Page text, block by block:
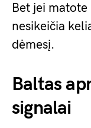
Bet jei
nesikeičia
dėmesį.
Baltas
signalai